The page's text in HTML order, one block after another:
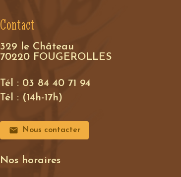
Contact
329 le Château
70220 FOUGEROLLES
Tél : 03 84 40 71 94
Tél : (14h-17h)
Nous contacter
Nos horaires